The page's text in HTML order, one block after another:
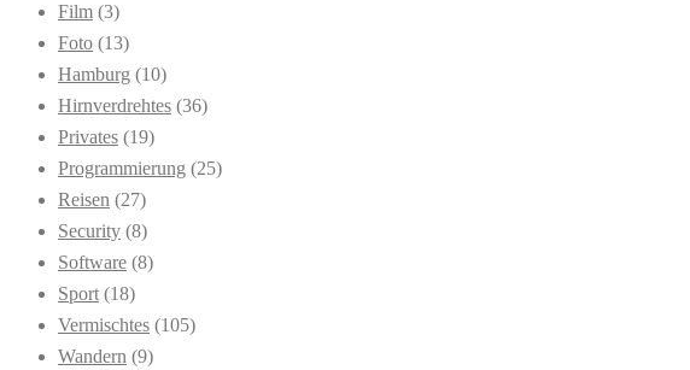
Film (3)
Foto (13)
Hamburg (10)
Hirnverdrehtes (36)
Privates (19)
Programmierung (25)
Reisen (27)
Security (8)
Software (8)
Sport (18)
Vermischtes (105)
Wandern (9)